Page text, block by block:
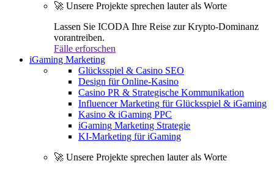
🚀 Unsere Projekte sprechen lauter als Worte
Lassen Sie ICODA Ihre Reise zur Krypto-Dominanz
vorantreiben.
Fälle erforschen
iGaming Marketing
Glücksspiel & Casino SEO
Design für Online-Kasino
Casino PR & Strategische Kommunikation
Influencer Marketing für Glücksspiel & iGaming
Kasino & iGaming PPC
iGaming Marketing Strategie
KI-Marketing für iGaming
🚀 Unsere Projekte sprechen lauter als Worte